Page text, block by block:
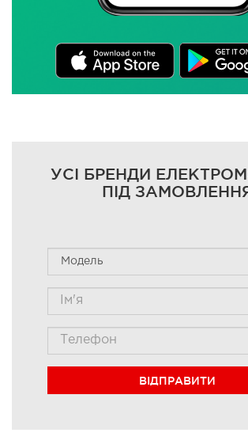
УСІ БРЕНДИ
ПІД
ВІДПРАВИТИ